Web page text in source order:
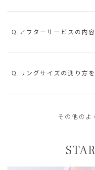
Q.アフターサービスの内
Q.リングサイズの測り方
その他のよ